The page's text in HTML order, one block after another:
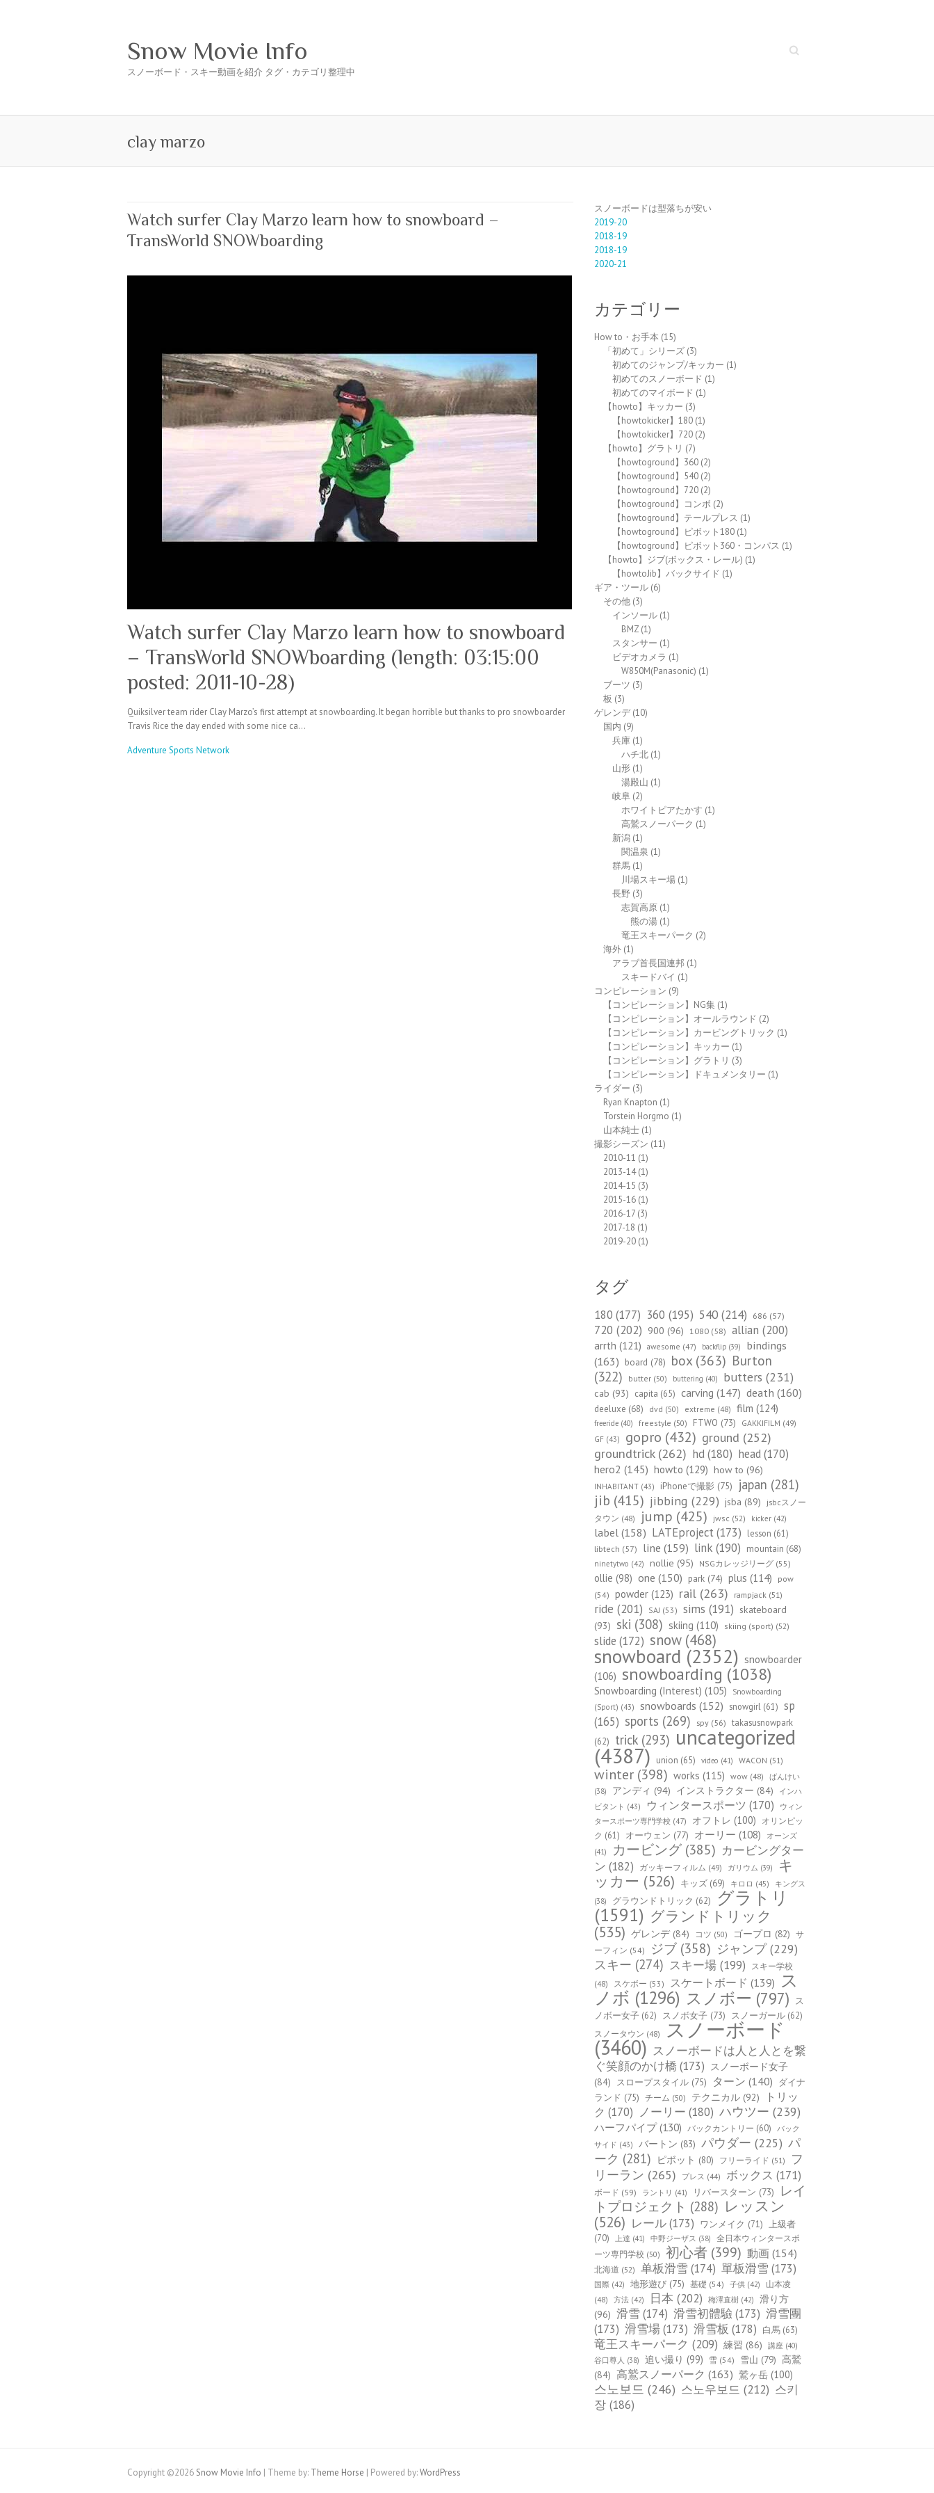
Search
Snow Movie Info
スノーボード・スキー動画を紹介 タグ・カテゴリ整理中
clay marzo
Watch surfer Clay Marzo learn how to snowboard –
TransWorld SNOWboarding
Watch surfer Clay Marzo learn how to snowboard
– TransWorld SNOWboarding (length: 03:15:00
posted: 2011-10-28)
Quiksilver team rider Clay Marzo’s first attempt at snowboarding. It began horrible but thanks to pro snowboarder
Travis Rice the day ended with some nice ca…
Adventure Sports Network
スノーボードは型落ちが安い
2019-20
2018-19
2018-19
2020-21
カテゴリー
How to・お手本 (15)
「初めて」シリーズ (3)
初めてのジャンプ/キッカー (1)
初めてのスノーボード (1)
初めてのマイボード (1)
【howto】キッカー (3)
【howtokicker】180 (1)
【howtokicker】720 (2)
【howto】グラトリ (7)
【howtoground】360 (2)
【howtoground】540 (2)
【howtoground】720 (2)
【howtoground】コンボ (2)
【howtoground】テールプレス (1)
【howtoground】ピボット180 (1)
【howtoground】ピボット360・コンパス (1)
【howto】ジブ(ボックス・レール) (1)
【howtoJib】バックサイド (1)
ギア・ツール (6)
その他 (3)
インソール (1)
BMZ (1)
スタンサー (1)
ビデオカメラ (1)
W850M(Panasonic) (1)
ブーツ (3)
板 (3)
ゲレンデ(10)
国内 (9)
兵庫 (1)
ハチ北 (1)
山形 (1)
湯殿山 (1)
岐阜 (2)
ホワイトピアたかす (1)
高鷲スノーパーク (1)
新潟 (1)
関温泉 (1)
群馬 (1)
川場スキー場 (1)
長野 (3)
志賀高原 (1)
熊の湯 (1)
竜王スキーパーク (2)
海外 (1)
アラブ首長国連邦 (1)
スキードバイ (1)
コンピレーション (9)
【コンピレーション】NG集 (1)
【コンピレーション】オールラウンド (2)
【コンピレーション】カービングトリック (1)
【コンピレーション】キッカー (1)
【コンピレーション】グラトリ (3)
【コンピレーション】ドキュメンタリー (1)
ライダー (3)
Ryan Knapton (1)
Torstein Horgmo (1)
山本純士 (1)
撮影シーズン (11)
2010-11 (1)
2013-14(1)
2014-15 (3)
2015-16 (1)
2016-17 (3)
2017-18 (1)
2019-20 (1)
タグ
180 (177) 360 (195) 540 (214) 686 (57)
720 (202) 900 (96) 1080 (58) allian (200)
arrth (121) awesome (47) backflip (39)
bindings
(163) board (78) box(363) Burton
(322)
butter (50) buttering (40) butters (231)
cab (93) capita (65) carving (147) death (160)
deeluxe (68) dvd (50) extreme (48) film (124)
freeride (40) freestyle (50) FTWO (73) GAKKIFILM (49)
GF (43) gopro (432) ground (252)
groundtrick(262) hd(180) head(170)
hero2 (145) howto (129) how to (96)
INHABITANT (43) iPhoneで撮影 (75) japan (281)
jib (415) jibbing (229) jsba (89)
jsbcスノー
タウン (48) jump (425) jwsc (52) kicker (42)
label (158) LATEproject(173) lesson (61)
libtech (57) line (159) link (190) mountain (68)
ninetytwo (42) nollie (95) NSGカレッジリーグ (55)
ollie (98) one (150) park (74) plus (114)
pow
(54)
powder (123) rail (263) rampjack (51)
ride (201) SAJ (53) sims (191) skateboard
(93) ski (308) skiing (110) skiing (sport) (52)
slide (172) snow (468)
snowboard (2352) snowboarder
(106) snowboarding (1038)
Snowboarding (Interest) (105)
Snowboarding
(Sport) (43) snowboards (152) snowgirl (61) sp
(165) sports (269) spy (56)
takasusnowpark
(62)
trick (293) uncategorized
(4387) union (65) video (41) WACON (51)
winter (398) works (115) wow (48)
ばんけい
(38)
アンディ (94) インストラクター (84)
インハ
ビタント (43) ウィンタースポーツ (170)
ウィン
タースポーツ専門学校 (47) オフトレ (100)
オリンピッ
ク (61) オーウェン (77) オーリー (108)
オーンズ
(41)
カービング (385) カービングター
ン (182) ガッキーフィルム (49) ガリウム (39)
キ
ッカー (526) キッズ (69) キロロ (45)
キングス
(38)
グラウンドトリック (62) グラトリ
(1591) グランドトリック
(535) ゲレンデ(84) コツ (50) ゴープロ (82)
サ
ーフィン (54) ジブ (358) ジャンプ(229)
スキー (274) スキー場 (199)
スキー学校
(48)
スケボー (53) スケートボード (139) ス
ノボ (1296) スノボー (797)
ス
ノボー女子 (62) スノボ女子 (73) スノーガール (62)
スノータウン (48) スノーボード
(3460) スノーボードは人と人とを繋
ぐ笑顔のかけ橋 (173) スノーボード女子
(84) スロープスタイル (75) ターン (140) ダイナ
ランド (75) チーム (50) テクニカル (92)
トリッ
ク (170) ノーリー (180) ハウツー (239)
ハーフパイプ(130) バックカントリー (60)
バック
サイド (43) バートン (83) パウダー (225) パ
ーク (281) ピボット (80) フリーライド (51)
フ
リーラン (265) プレス (44) ボックス (171)
ボード (59) ラントリ (41) リバースターン (73)
レイ
トプロジェクト (288) レッスン
(526) レール(173) ワンメイク (71) 上級者
(70)
上達 (41) 中野ジーザス (38)
全日本ウィンタースポ
ーツ専門学校 (50) 初心者 (399) 動画 (154)
北海道 (52) 单板滑雪 (174) 單板滑雪 (173)
国際 (42) 地形遊び (75) 基礎 (54) 子供 (42)
山本凌
(48)
方法 (42) 日本 (202) 梅澤直樹 (42)
滑り方
(96) 滑雪 (174) 滑雪初體驗 (173) 滑雪團
(173) 滑雪場(173) 滑雪板 (178) 白馬 (63)
竜王スキーパーク (209) 練習 (86) 講座 (40)
谷口尊人 (38) 追い撮り (99) 雪 (54) 雪山 (79) 高鷲
(84) 高鷲スノーパーク (163) 鷲ヶ岳 (100)
스노보드 (246) 스노우보드 (212) 스키
장 (186)
Copyright ©2026 Snow Movie Info | Theme by: Theme Horse | Powered by:WordPress